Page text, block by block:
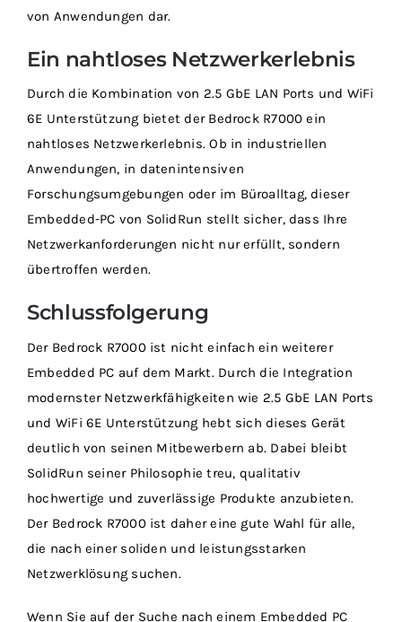
von Anwendungen dar.
Ein nahtloses Netzwerkerlebnis
Durch die Kombination von 2.5 GbE LAN Ports und WiFi
6E Unterstützung bietet der Bedrock R7000 ein
nahtloses Netzwerkerlebnis. Ob in industriellen
Anwendungen, in datenintensiven
Forschungsumgebungen oder im Büroalltag, dieser
Embedded-PC von SolidRun stellt sicher, dass Ihre
Netzwerkanforderungen nicht nur erfüllt, sondern
übertroffen werden.
Schlussfolgerung
Der Bedrock R7000 ist nicht einfach ein weiterer
Embedded PC auf dem Markt. Durch die Integration
modernster Netzwerkfähigkeiten wie 2.5 GbE LAN Ports
und WiFi 6E Unterstützung hebt sich dieses Gerät
deutlich von seinen Mitbewerbern ab. Dabei bleibt
SolidRun seiner Philosophie treu, qualitativ
hochwertige und zuverlässige Produkte anzubieten.
Der Bedrock R7000 ist daher eine gute Wahl für alle,
die nach einer soliden und leistungsstarken
Netzwerklösung suchen.
Wenn Sie auf der Suche nach einem Embedded PC